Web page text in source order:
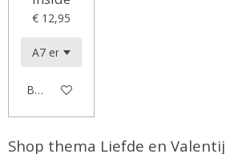
€ 12,95
Bekijk details
Shop thema Liefde en